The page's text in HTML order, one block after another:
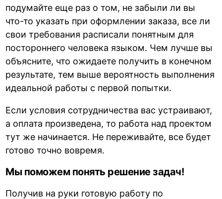
подумайте еще раз о том, не забыли ли вы
что-то указать при оформлении заказа, все ли
свои требования расписали понятным для
постороннего человека языком. Чем лучше вы
объясните, что ожидаете получить в конечном
результате, тем выше вероятность выполнения
идеальной работы с первой попытки.
Если условия сотрудничества вас устраивают,
а оплата произведена, то работа над проектом
тут же начинается. Не переживайте, все будет
готово точно вовремя.
Мы поможем понять решение задач!
Получив на руки готовую работу по